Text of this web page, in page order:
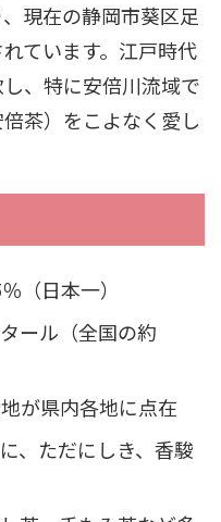
現在の静岡市葵区足
ています。江戸時代
、特に安倍川流域で
茶）をこよなく愛し
（日本一）
ール（全国の約
が県内各地に点在
、ただにしき、香駿